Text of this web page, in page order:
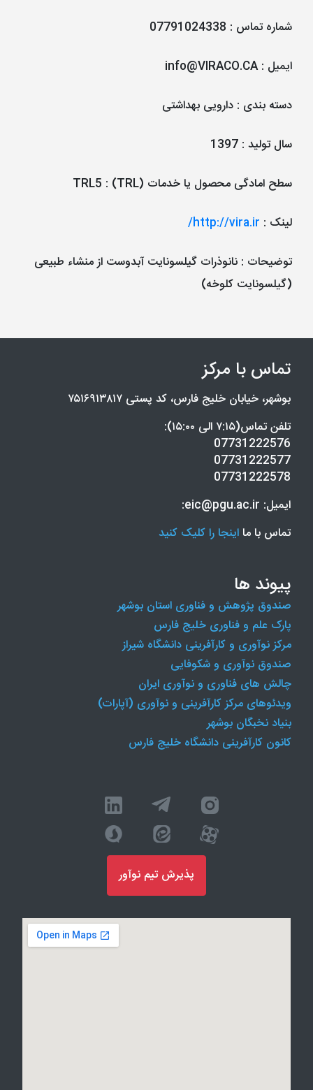
شماره تماس :
07791024338
ایمیل :
info@VIRACO.CA
دسته بندی : دارویی بهداشتی
سال تولید :
1397
سطح امادگی محصول یا خدمات (TRL) :
TRL5
لینک :
http://vira.ir/
توضیحات : نانوذرات گیلسونایت آبدوست از منشاء طبیعی
(گیلسونایت کلوخه)
تماس با مرکز
بوشهر، خیابان خلیج فارس، کد پستی ۷۵۱۶۹۱۳۸۱۷
تلفن تماس(۷:۱۵ الی ۱۵:۰۰):
07731222576
07731222577
07731222578
ایمیل: eic@pgu.ac.ir:
تماس با ما اینجا را کلیک کنید
پیوند ها
صندوق پژوهش و فناوری استان بوشهر
پارک علم و فناوری خلیج فارس
مرکز نوآوری و کارآفرینی دانشگاه شیراز
صندوق نوآوری و شکوفایی
چالش های فناوری و نوآوری ایران
ویدئوهای مرکز کارآفرینی و نوآوری (آپارات)
بنیاد نخبگان بوشهر
کانون کارآفرینی دانشگاه خلیج فارس
پذیرش تیم نوآور